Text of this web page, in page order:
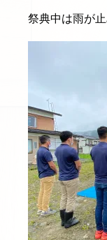
祭典中は雨が